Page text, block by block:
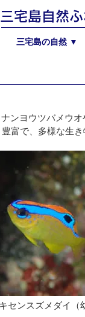
三宅島自然
三宅島の自然 ▼
ヨウツバメウオ
富で、多様な生き
センスズメダイ（